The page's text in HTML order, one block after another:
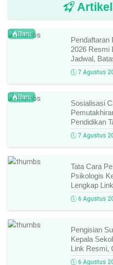
Baru
Pendaftaran
2026 Resmi
Jadwal,
7 Agustus
Baru
Sosialisasi
Pendidikan
7 Agustus
Tata Cara
Psikologis
Lengkap
Dan Hal
6 Agustus
Pengisian
Kepala
Link Resmi,
Ketentuan
6 Agustus